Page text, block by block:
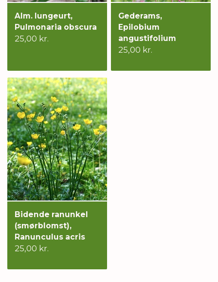
Alm. lungeurt,
Pulmonaria obscura
25,00 kr.
Gederams,
Epilobium
angustifolium
25,00 kr.
Bidende ranunkel
(smørblomst),
Ranunculus acris
25,00 kr.